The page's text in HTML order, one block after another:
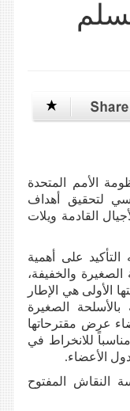
الأمم المتحدة
لتحقيق أهداف
القادمة ويلات
على أهمية
الصغيرة والخفيفة،
الأولى هي الإطار
بالأسلحة الصغيرة
عرض مقترحاتها
للانخراط في
الأعضاء.
النقاش المفتوح